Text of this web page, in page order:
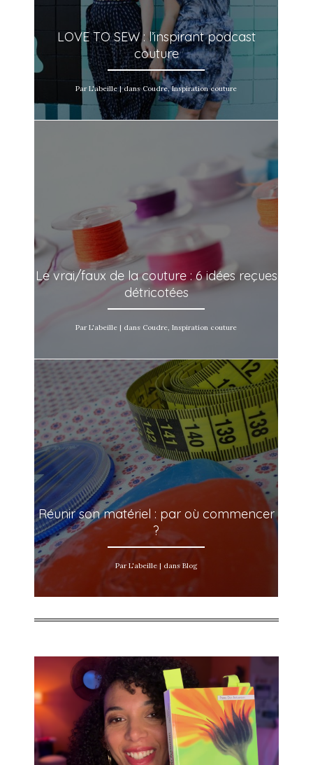
LOVE TO SEW : l’inspirant podcast
couture
Par L'abeille | dans Coudre, Inspiration couture
Le vrai/faux de la couture : 6 idées reçues
détricotées
Par L'abeille | dans Coudre, Inspiration couture
Réunir son matériel : par où commencer
?
Par L'abeille | dans Blog